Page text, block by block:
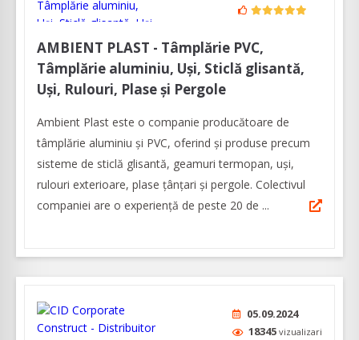
AMBIENT PLAST - Tâmplărie PVC,
Tâmplărie aluminiu, Uși, Sticlă glisantă,
Uși, Rulouri, Plase și Pergole
Ambient Plast este o companie producătoare de
tâmplărie aluminiu şi PVC, oferind şi produse precum
sisteme de sticlă glisantă, geamuri termopan, uşi,
rulouri exterioare, plase ţânţari şi pergole. Colectivul
companiei are o experienţă de peste 20 de ...
05.09.2024
18345 vizualizari